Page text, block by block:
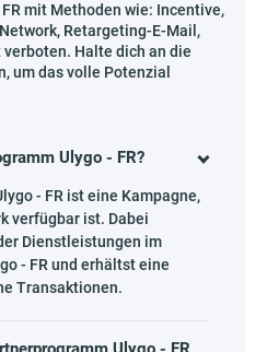
mit Methoden wie: Incentive,
Retargeting-E-Mail,
Halte dich an die
um das volle Potenzial
Ulygo - FR?
- FR ist eine Kampagne,
verfügbar ist. Dabei
Dienstleistungen im
- FR und erhältst eine
Transaktionen.